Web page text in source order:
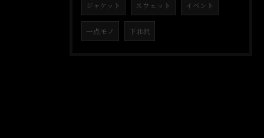
ジャケット スウェット イベント
一点モノ 下北沢